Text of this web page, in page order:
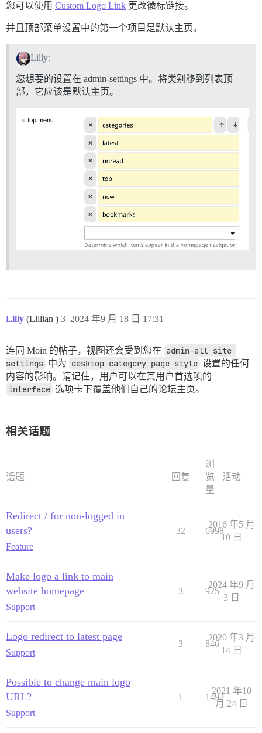
您可以使用 Custom Logo Link 更改徽标链接。
并且顶部菜单设置中的第一个项目是默认主页。
Lilly:
您想要的设置在 admin-settings 中。将类别移到列表顶
部，它应该是默认主页。
Lilly (Lillian ) 2024 年9 月 18 日 17:31
3
连同 Moin 的帖子，视图还会受到您在 admin-all site
settings 中为 desktop category page style 设置的任何
内容的影响。请记住，用户可以在其用户首选项的
interface 选项卡下覆盖他们自己的论坛主页。
相关话题
话题 回复
浏
览
量
活动
Redirect / for non-logged in
users?
Feature
32 6998
2016 年5 月
10 日
Make logo a link to main
website homepage
Support
3 925
2024 年9 月
3 日
Logo redirect to latest page
Support
3 846
2020 年3 月
14 日
Possible to change main logo
URL?
Support
1 1492
2021 年10
月 24 日